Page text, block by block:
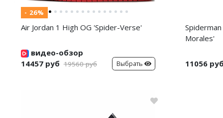
- 26%
Air Jordan 1 High OG 'Spider-Verse'
видео-обзор
14457 руб 19560 руб Выбрать
Morales'
11056 руб